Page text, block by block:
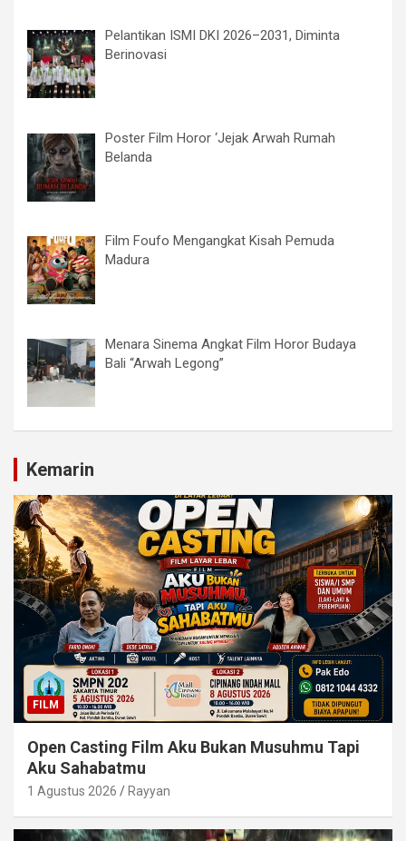
Pelantikan ISMI DKI 2026–2031, Diminta
Berinovasi
Poster Film Horor ‘Jejak Arwah Rumah
Belanda
Film Foufo Mengangkat Kisah Pemuda
Madura
Menara Sinema Angkat Film Horor Budaya
Bali “Arwah Legong”
Kemarin
FILM
Open Casting Film Aku Bukan Musuhmu Tapi
Aku Sahabatmu
1 Agustus 2026 Rayyan